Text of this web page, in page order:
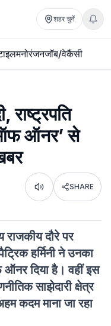
शहर चुनें
मनोरंजनजॉब/वेकैंसी
राष्ट्रपति
ऑफ ऑनर’ से
Listen SHARE
राजकीय दौरे पर
हर्मिनी ने उनका
ऑनर दिया है। वहीं इस
साझेदारी क्षेत्र
कदम माना जा रहा